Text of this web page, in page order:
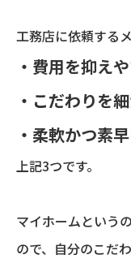
工務店に依頼する
・費用を抑え
・こだわりを
・柔軟かつ素
上記3つです。
マイホームという
ので、自分のこだ